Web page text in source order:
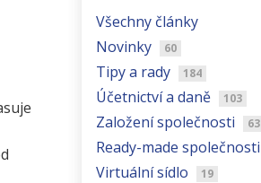
Všechny články
Novinky
60
Tipy a rady 184
Účetnictví a daně 103
Založení společnosti 63
Ready-made společnosti
Virtuální sídlo 19